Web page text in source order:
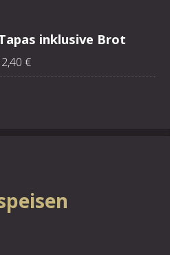
inklusive Brot
2,40 €